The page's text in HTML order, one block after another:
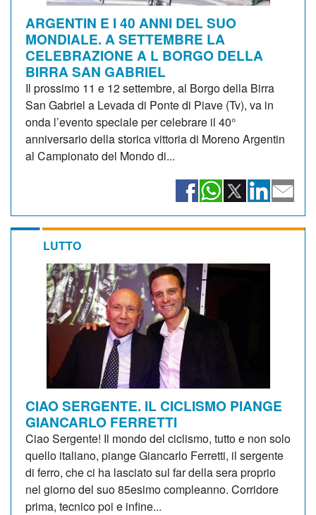
ARGENTIN E I 40 ANNI DEL SUO
MONDIALE. A SETTEMBRE LA
CELEBRAZIONE A L BORGO DELLA
BIRRA SAN GABRIEL
Il prossimo 11 e 12 settembre, al Borgo della Birra
San Gabriel a Levada di Ponte di Piave (Tv), va in
onda l’evento speciale per celebrare il 40°
anniversario della storica vittoria di Moreno Argentin
al Campionato del Mondo di...
LUTTO
CIAO SERGENTE. IL CICLISMO PIANGE
GIANCARLO FERRETTI
Ciao Sergente! Il mondo del ciclismo, tutto e non solo
quello italiano, piange Giancarlo Ferretti, il sergente
di ferro, che ci ha lasciato sul far della sera proprio
nel giorno del suo 85esimo compleanno. Corridore
prima, tecnico poi e infine...